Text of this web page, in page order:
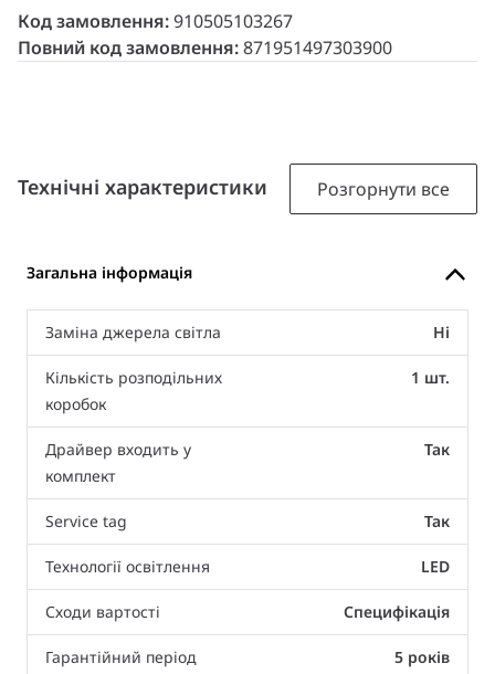
Код замовлення:910505103267
Повний код замовлення:871951497303900
Технічні характеристики Розгорнути все
Загальна інформація
Заміна джерела світла Ні
Кількість розподільних
коробок
1 шт.
Драйвер входить у
комплект
Так
Service tag Так
Технології освітлення LED
Сходи вартості Специфікація
Гарантійний період 5 років